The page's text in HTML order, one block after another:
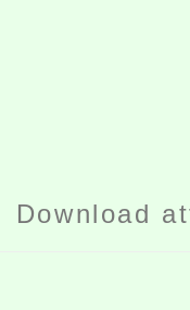
Download